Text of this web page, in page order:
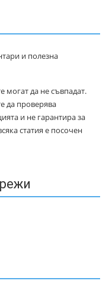
и полезна
могат да не съвпадат.
да проверява
и не гарантира за
статия е посочен